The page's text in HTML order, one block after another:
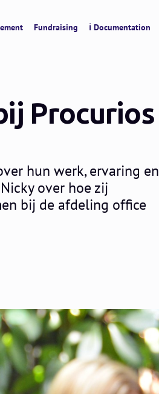
Fundraising ℹ Documentation
Procurios
hun werk, ervaring en
over hoe zij
bij de afdeling office